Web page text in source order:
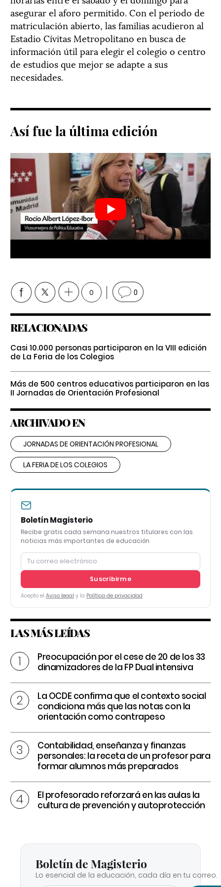
asegurar el aforo permitido. Con el periodo de
matriculación abierto, las familias acudieron al
Estadio Cívitas Metropolitano en busca de
información útil para elegir el colegio o centro
de estudios que mejor se adapte a sus
necesidades.
Así fue la última edición
0 0
RELACIONADAS
Casi 10.000 personas participaron en la VIII edición
de La Feria de los Colegios
Más de 500 centros educativos participaron en las
II Jornadas de Orientación Profesional
ARCHIVADO EN
JORNADAS DE ORIENTACIÓN PROFESIONAL
LA FERIA DE LOS COLEGIOS
Boletín Magisterio
Recibe gratis cada semana nuestros titulares con las
noticias más importantes de educación
Suscribirme
Acepto el Aviso legal y la Política de privacidad
LAS MÁS LEÍDAS
Preocupación por el cese de 20 de los 33
dinamizadores de la FP Dual intensiva
La OCDE confirma que el contexto social
condiciona más que las notas con la
orientación como contrapeso
Contabilidad, enseñanza y finanzas
personales: la receta de un profesor para
formar alumnos más preparados
El profesorado reforzará en las aulas la
cultura de prevención y autoprotección
Boletín de Magisterio
Lo esencial de la educación, cada día en tu correo.